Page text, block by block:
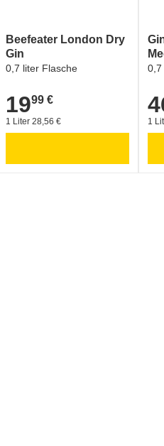
Beefeater London Dry
Gin
0,7 liter Flasche
19,99 €
1999 €
1 Liter 28,56 €
0,7
1